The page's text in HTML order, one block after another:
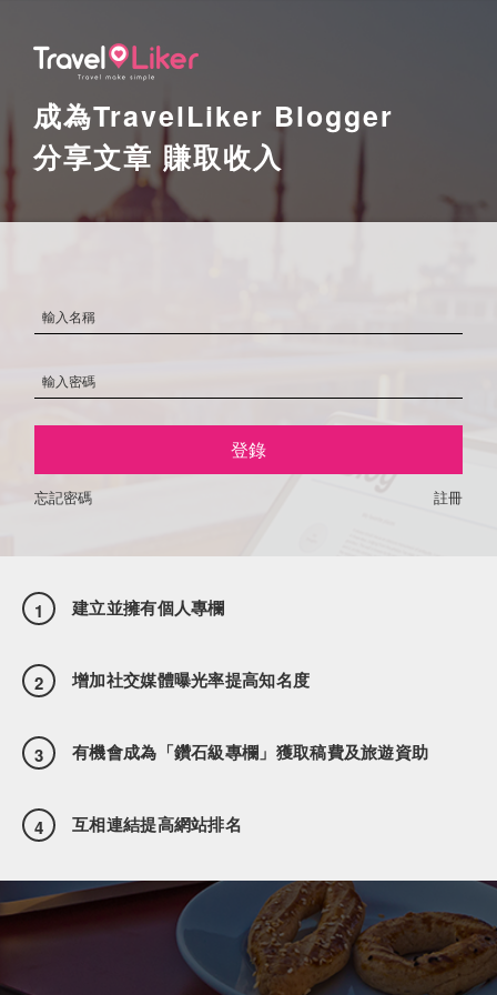
成為TravelLiker Blogger
分享文章 賺取收入
登錄
忘記密碼 註冊
1 建立並擁有個人專欄
2 增加社交媒體曝光率提高知名度
3 有機會成為「鑽石級專欄」獲取稿費及旅遊資助
4 互相連結提高網站排名